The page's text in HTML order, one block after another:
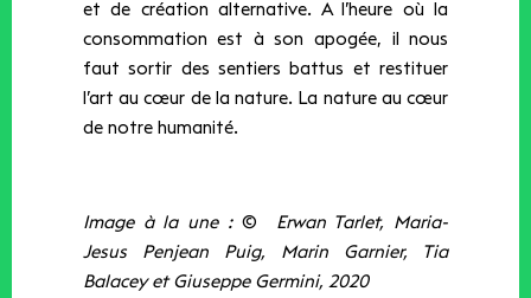
et de création alternative. A l’heure où la
consommation est à son apogée, il nous
faut sortir des sentiers battus et restituer
l’art au cœur de la nature. La nature au cœur
de notre humanité.
Image à la une : © Erwan Tarlet, Maria-
Jesus Penjean Puig, Marin Garnier, Tia
Balacey et Giuseppe Germini, 2020